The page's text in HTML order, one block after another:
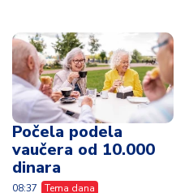
Počela podela
vaučera od 10.000
dinara
08:37 Tema dana